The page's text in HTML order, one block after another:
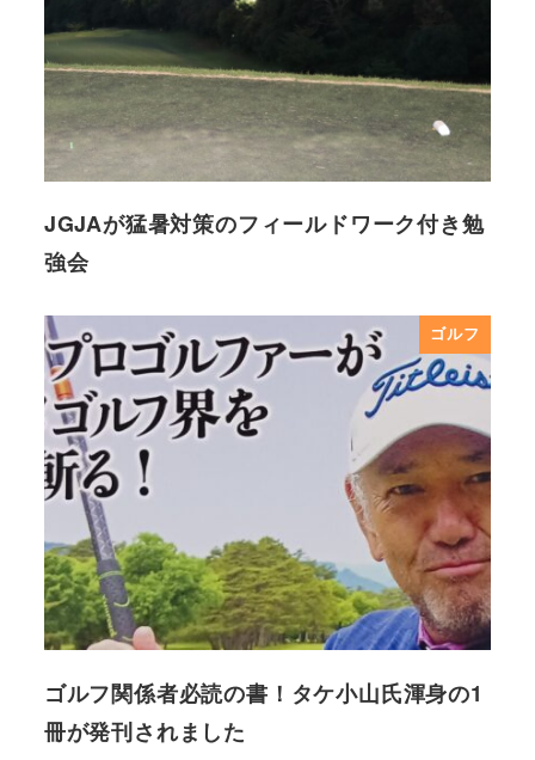
JGJAが猛暑対策のフィールドワーク付き勉
強会
ゴルフ
ゴルフ関係者必読の書！タケ小山氏渾身の1
冊が発刊されました